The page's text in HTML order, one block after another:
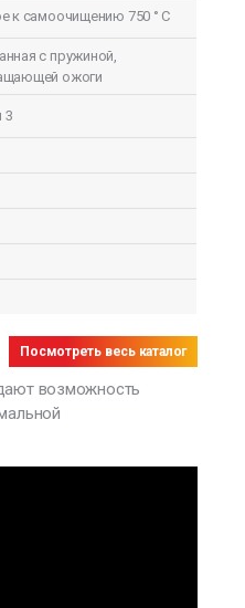
к самоочищению 750 ° C
с пружиной,
ожоги
3
Посмотреть весь каталог
возможность